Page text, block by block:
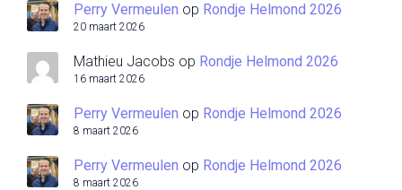
Perry Vermeulen op Rondje Helmond 2026
20 maart 2026
Mathieu Jacobs op Rondje Helmond 2026
16 maart 2026
Perry Vermeulen op Rondje Helmond 2026
8 maart 2026
Perry Vermeulen op Rondje Helmond 2026
8 maart 2026